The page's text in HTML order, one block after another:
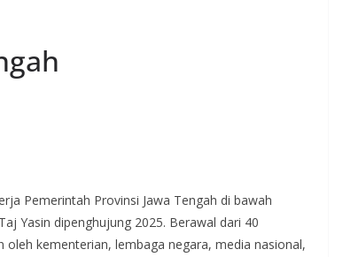
Pemerintah Provinsi Jawa Tengah di bawah
Yasin dipenghujung 2025. Berawal dari 40
kementerian, lembaga negara, media nasional,